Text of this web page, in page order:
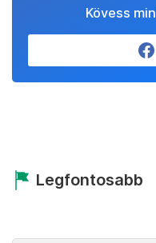
Kövess
Legfontosabb